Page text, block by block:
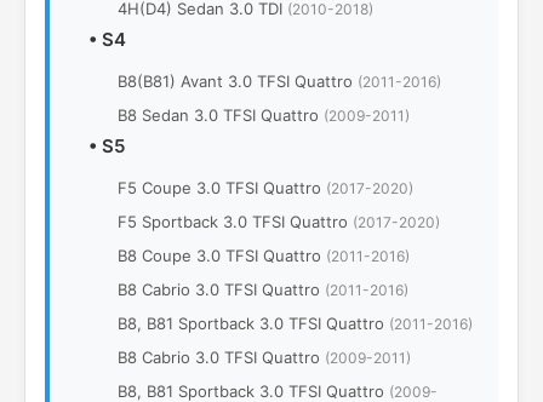
4H(D4) Sedan 3.0 TDI (2010-2018)
• S4
B8(B81) Avant 3.0 TFSI Quattro (2011-2016)
B8 Sedan 3.0 TFSI Quattro (2009-2011)
• S5
F5 Coupe 3.0 TFSI Quattro (2017-2020)
F5 Sportback 3.0 TFSI Quattro (2017-2020)
B8 Coupe 3.0 TFSI Quattro (2011-2016)
В8 Cabrio 3.0 TFSI Quattro (2011-2016)
В8, B81 Sportback 3.0 TFSI Quattro (2011-2016)
В8 Cabrio 3.0 TFSI Quattro (2009-2011)
В8, B81 Sportback 3.0 TFSI Quattro (2009-